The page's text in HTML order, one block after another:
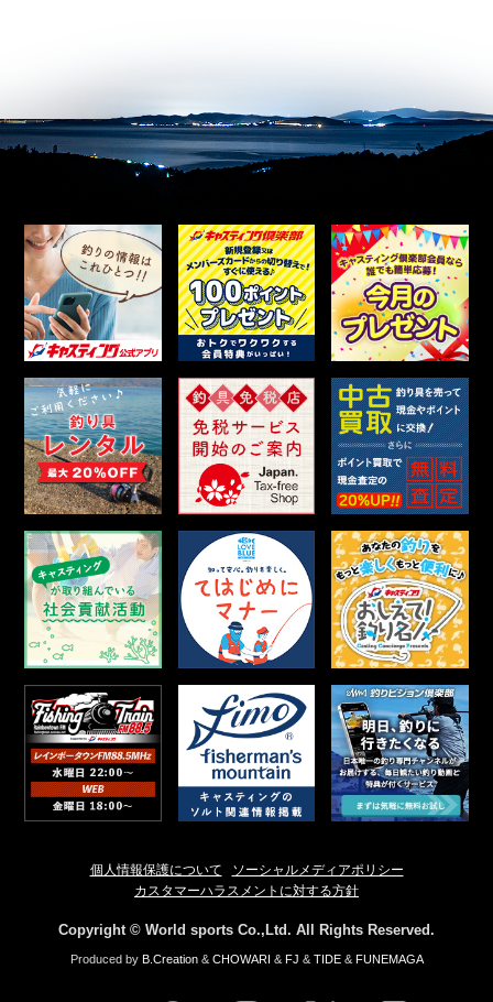
個人情報保護について
ソーシャルメディアポリシー
カスタマーハラスメントに対する方針
Copyright © World sports Co.,Ltd. All Rights Reserved.
Produced by B.Creation& CHOWARI & FJ & TIDE& FUNEMAGA